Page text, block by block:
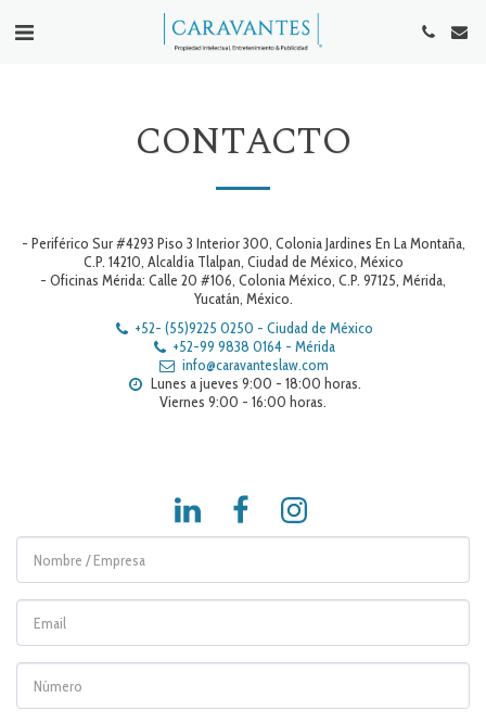
CONTACTO
- Periférico Sur #4293 Piso 3 Interior 300, Colonia Jardines En La Montaña,
C.P. 14210, Alcaldía Tlalpan, Ciudad de México, México
- Oficinas Mérida: Calle 20 #106, Colonia México, C.P. 97125, Mérida,
Yucatán, México.
+52- (55)9225 0250 - Ciudad de México
+52-99 9838 0164- Mérida
info@caravanteslaw.com
Lunes a jueves 9:00 - 18:00 horas.
Viernes 9:00 - 16:00 horas.